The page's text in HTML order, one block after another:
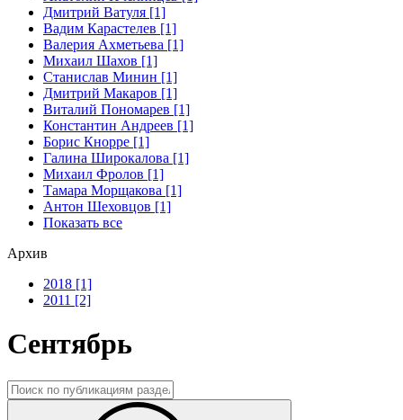
Дмитрий Ватуля [1]
Вадим Карастелев [1]
Валерия Ахметьева [1]
Михаил Шахов [1]
Станислав Минин [1]
Дмитрий Макаров [1]
Виталий Пономарев [1]
Константин Андреев [1]
Борис Кнорре [1]
Галина Широкалова [1]
Михаил Фролов [1]
Тамара Морщакова [1]
Антон Шеховцов [1]
Показать все
Архив
2018 [1]
2011 [2]
Сентябрь